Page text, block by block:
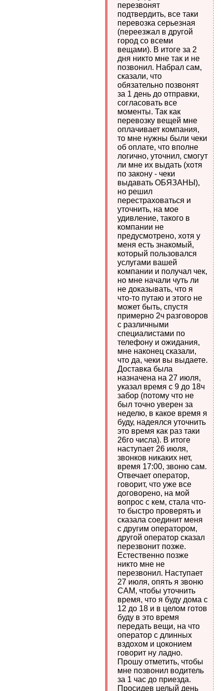
перезвонят
подтвердить, все таки
перевозка серьезная
(переезжал в другой
город со всеми
вещами). В итоге за 2
дня никто мне так и не
позвонил. Набрал сам,
сказали, что
обязательно позвонят
за 1 день до отправки,
согласовать все
моменты. Так как
перевозку вещей мне
оплачивает компания,
то мне нужны были чеки
об оплате, что вполне
логично, уточнил, смогут
ли мне их выдать (хотя
по закону - чеки
выдавать ОБЯЗАНЫ),
но решил
перестраховаться и
уточнить, на мое
удивление, такого в
компании не
предусмотрено, хотя у
меня есть знакомый,
который пользовался
услугами вашей
компании и получал чек,
но мне начали чуть ли
не доказывать, что я
что-то путаю и этого не
может быть, спустя
примерно 2ч разговоров
с различными
специалистами по
телефону и ожидания,
мне наконец сказали,
что да, чеки вы выдаете.
Доставка была
назначена на 27 июля,
указал время с 9 до 18ч
забор (потому что не
был точно уверен за
неделю, в какое время я
буду, надеялся уточнить
это время как раз таки
26го числа). В итоге
наступает 26 июля,
звонков никаких нет,
время 17:00, звоню сам.
Отвечает оператор,
говорит, что уже все
договорено, на мой
вопрос с кем, стала что-
то быстро проверять и
сказала соединит меня
с другим оператором,
другой оператор сказал
перезвонит позже.
Естественно позже
никто мне не
перезвонил. Наступает
27 июля, опять я звоню
САМ, чтобы уточнить
время, что я буду дома с
12 до 18 и в целом готов
буду в это время
передать вещи, на что
оператор с длинных
вздохом и цоконием
говорит ну ладно.
Прошу отметить, чтобы
мне позвонил водитель
за 1 час до приезда.
Просидев целый день